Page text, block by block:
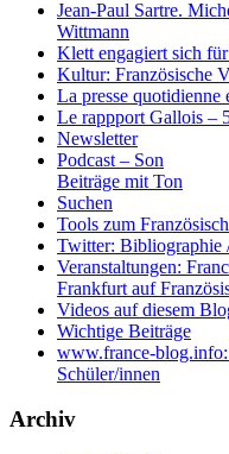
Jean-Paul Sartre.
Wittmann
Klett engagiert sich
Kultur: Französische
La presse quotidienne
Le rappport Gallois –
Newsletter
Podcast – Son
Beiträge mit Ton
Suchen
Tools zum
Twitter: Bibliographie
Veranstaltungen:
Frankfurt auf
Videos auf diesem
Wichtige Beiträge
www.france-
Schüler/innen
Archiv